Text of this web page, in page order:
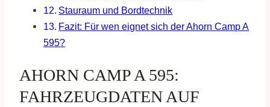
Stauraum und Bordtechnik
Fazit: Für wen eignet sich der Ahorn Camp A
595?
AHORN CAMP A 595:
FAHRZEUGDATEN AUF